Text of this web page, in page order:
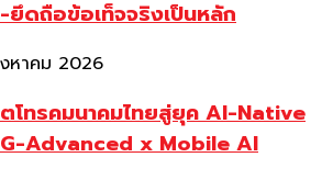
ยึดถือข้อเท็จจริงเป็นหลัก
หาคม 2026
โทรคมนาคมไทยสู่ยุค AI-Native
Advanced x Mobile AI